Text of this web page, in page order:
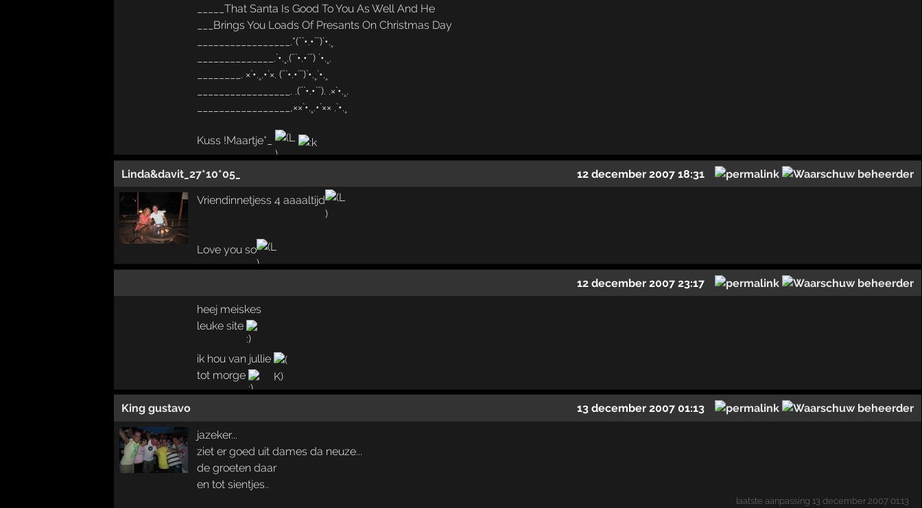
_____That Santa Is Good To You As Well And He
___Brings You Loads Of Presants On Christmas Day
_________________.*(¨`•.•´¨)`•.¸
______________.`•.¸.(¨`•.•´¨) `•.¸.
________. ×`•.¸.•´×. (¨`•.•´¨)`•.¸`•.¸
_________________. .(¨`•.•´¨). .×`•.¸.
_________________,××`•.¸.•´×× .`•.¸
Kuss !Maartje*_
Linda&davit_27*10*05_ 12 december 2007 18:31
Vriendinnetjess 4 aaaaltijd
Love you so
12 december 2007 23:17
heej meiskes
leuke site
ik hou van jullie
tot morge
King gustavo 13 december 2007 01:13
jazeker...
ziet er goed uit dames da neuze...
de groeten daar
en tot sientjes..
laatste aanpassing 13 december 2007 01:13